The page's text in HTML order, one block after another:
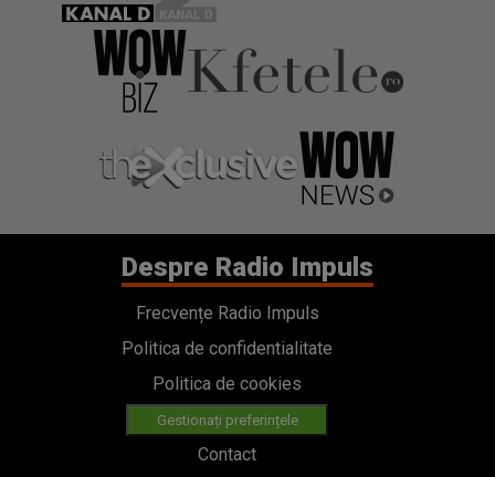
Despre Radio Impuls
Frecvențe Radio Impuls
Politica de confidentialitate
Politica de cookies
Gestionați preferințele
Contact